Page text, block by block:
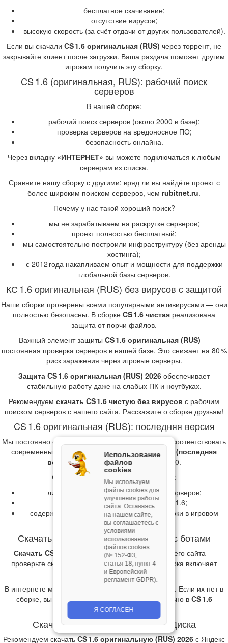
бесплатное скачивание;
отсутствие вирусов;
высокую скорость (за счёт отдачи от других пользователей).
Если вы скачали CS 1.6 оригинальная (RUS) через торрент, не
закрывайте клиент после загрузки. Ваша раздача поможет другим
игрокам получить эту сборку.
CS 1.6 (оригинальная, RUS): рабочий поиск
серверов
В нашей сборке:
рабочий поиск серверов (около 2000 в базе);
проверка серверов на вредоносное ПО;
безопасность онлайна.
Через вкладку «ИНТЕРНЕТ» вы можете подключаться к любым
серверам из списка.
Сравните нашу сборку с другими: вряд ли вы найдёте проект с
более широким поиском серверов, чем rubitnet.ru.
Почему у нас такой хороший поиск?
мы не зарабатываем на раскрутке серверов;
проект полностью бесплатный;
мы самостоятельно построили инфраструктуру (без аренды
хостинга);
с 2012 года накапливаем опыт и мощности для поддержки
глобальной базы серверов.
КС 1.6 оригинальная (RUS) без вирусов с защитой
Наши сборки проверены всеми популярными антивирусами — они
полностью безопасны. В сборке CS 1.6 чистая реализована
защита от порчи файлов.
Важный элемент защиты CS 1.6 оригинальная (RUS) —
постоянная проверка серверов в нашей базе. Это снижает на 80 %
риск заражения через игровые серверы.
Защита CS 1.6 оригинальная (RUS) 2026 обеспечивает
стабильную работу даже на слабых ПК и ноутбуках.
Рекомендуем скачать CS 1.6 чистую без вирусов с рабочим
поиском серверов с нашего сайта. Расскажите о сборке друзьям!
CS 1.6 оригинальная (RUS): последняя версия
Мы постоянно оптимизируем установщики, чтобы соответствовать
современным требованиям.КС 1.6 чистая 2026 (последняя
версия)работает на Windows 7, 8 и 10.
СборкаCS 1.6 оригинальная (RUS) :
лидирует по количеству найденных серверов;
считается последней версией CS 1.6;
содержит ссылку на сайт для ремонта сборки в игровом
меню.
Скачать КС 1.6 оригинальная (RUS) с ботами
Скачать CS 1.6 чистую с ботамиможно с нашего сайта —
проверьте скриншоты, чтобы убедиться, что сборка включает
ботов.
В интернете много модификаций ботов для CS 1.6. Если их нет в
сборке, вы можете установить их самостоятельно в CS 1.6
оригинальная (RUS) 2026
Скачать КС 1.6 чистую с Яндекс Диска
Рекомендуем скачатьCS 1.6 оригинальную (RUS) 2026 с Яндекс
Использование
файлов
cookies
Мы используем
файлы cookies для
улучшения работы
сайта. Оставаясь
на нашем сайте,
вы соглашаетесь с
условиями
использования
файлов cookies
(№ 152‑ФЗ,
статья 18, пункт 4
и Европейский
регламент GDPR).
Я СОГЛАСЕН